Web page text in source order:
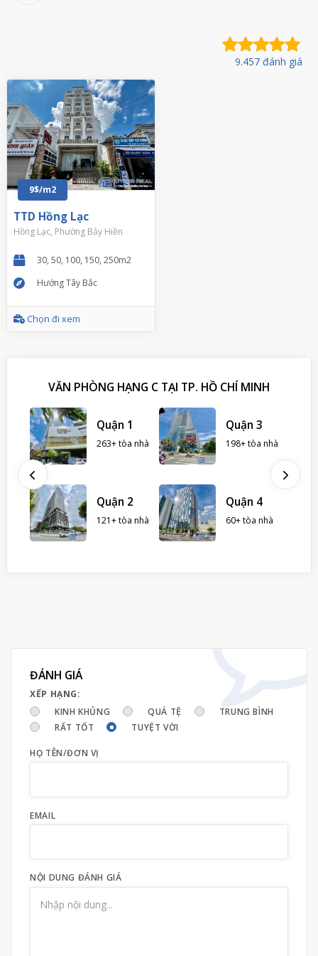
9.457 đánh giá
9$/m2
TTD Hồng Lạc
Hồng Lạc, Phường Bảy Hiền
30, 50, 100, 150, 250m2
Hướng Tây Bắc
Chọn đi xem
VĂN PHÒNG HẠNG C TẠI TP. HỒ CHÍ MINH
Quận 1
263+ tòa nhà
Quận 2
121+ tòa nhà
Quận 3
198+ tòa nhà
Quận 4
60+ tòa nhà
ĐÁNH GIÁ
XẾP HẠNG:
KINH KHỦNG
QUÁ TỆ
TRUNG BÌNH
RẤT TỐT
TUYỆT VỜI
HỌ TÊN/ĐƠN VỊ
EMAIL
NỘI DUNG ĐÁNH GIÁ